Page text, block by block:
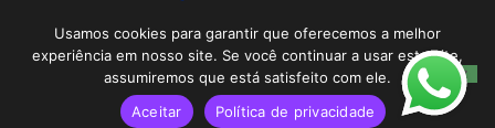
designed by Dealmakers
Usamos cookies para garantir que oferecemos a melhor
experiência em nosso site. Se você continuar a usar este site,
assumiremos que está satisfeito com ele.
Aceitar
Política de privacidade